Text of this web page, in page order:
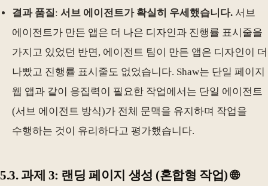
결과 품질 : 서브 에이전트가 확실히 우세했습니다. 서브
에이전트가 만든 앱은 더 나은 디자인과 진행률 표시줄을
가지고 있었던 반면, 에이전트 팀이 만든 앱은 디자인이 더
나빴고 진행률 표시줄도 없었습니다. Shaw는 단일 페이지
웹 앱과 같이 응집력이 필요한 작업에서는 단일 에이전트
(서브 에이전트 방식)가 전체 문맥을 유지하며 작업을
수행하는 것이 유리하다고 평가했습니다.
5.3. 과제 3: 랜딩 페이지 생성 (혼합형 작업) 🌐